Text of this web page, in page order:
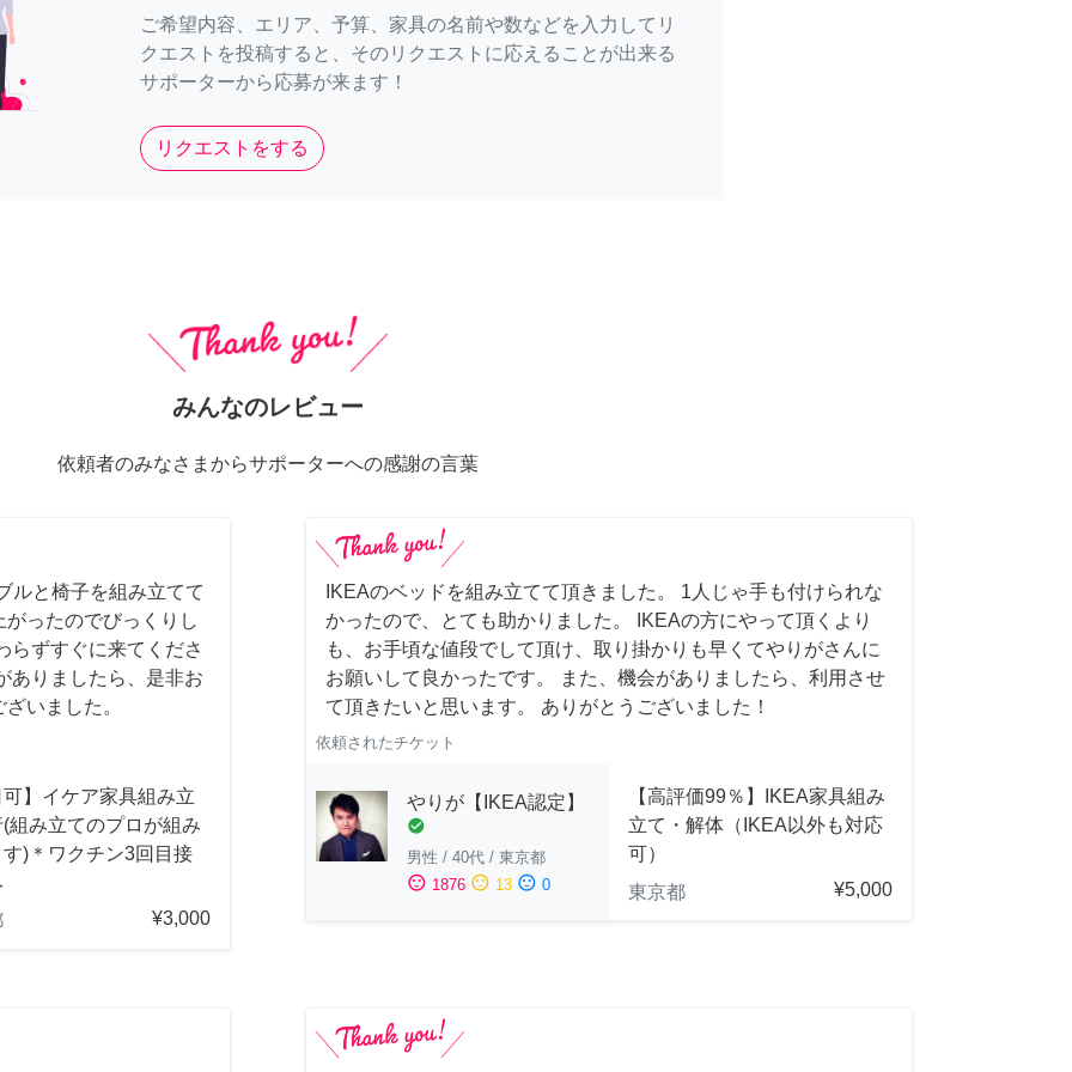
ご希望内容、エリア、予算、家具の名前や数などを入力してリ
クエストを投稿すると、そのリクエストに応えることが出来る
サポーターから応募が来ます！
リクエストをする
みんなのレビュー
依頼者のみなさまからサポーターへの感謝の言葉
ルと椅子を組み立てて
ったのでびっくりし
らずすぐに来てくださ
ありましたら、是非お
いました。
】イケア家具組み立
組み立てのプロが組み
)＊ワクチン3回目接
¥3,000
IKEAのベッドを組み立てて頂きました。 1人じゃ手も付けられな
かったので、とても助かりました。 IKEAの方にやって頂くより
も、お手頃な値段でして頂け、取り掛かりも早くてやりがさんに
お願いして良かったです。 また、機会がありましたら、利用させ
て頂きたいと思います。 ありがとうございました！
依頼されたチケット
やりが【IKEA認定】
check_circle
男性 / 40代 / 東京都
sentiment_satisfied 1876 sentiment_neutral 13 sentiment_dissatisfied 0
【高評価99％】IKEA家具組み
立て・解体（IKEA以外も対応
可）
東京都
¥5,000